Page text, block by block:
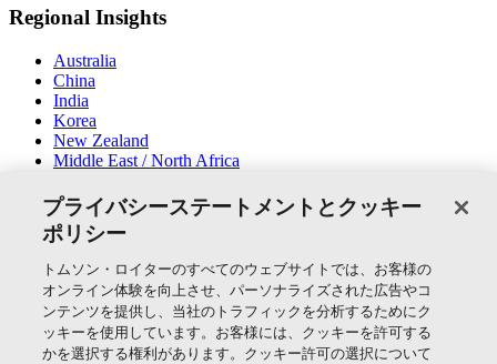
Regional Insights
Australia
China
India
Korea
New Zealand
Middle East / North Africa
SNSでつながる
プライバシーステートメントとクッキー
ポリシー
トムソン・ロイターのすべてのウェブサイトでは、お客様の
オンライン体験を向上させ、パーソナライズされた広告やコ
ンテンツを提供し、当社のトラフィックを分析するためにク
ッキーを使用しています。お客様には、クッキーを許可する
かを選択する権利があります。クッキー許可の選択について